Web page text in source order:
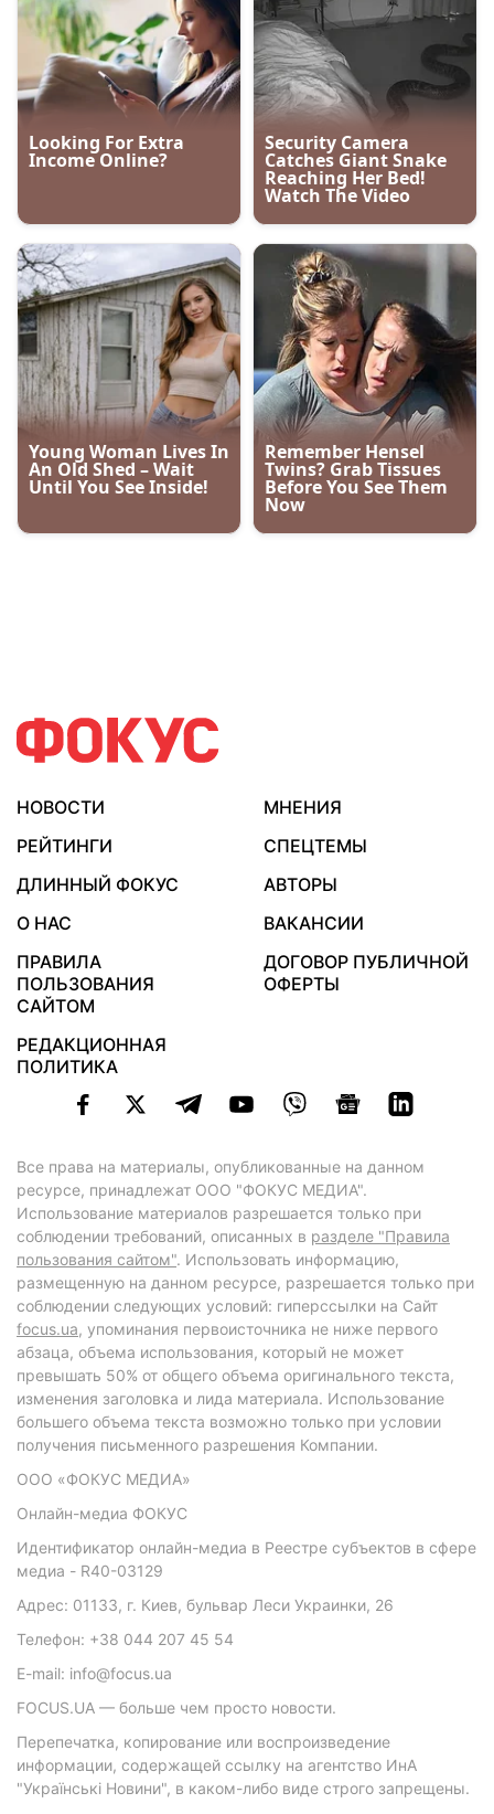
НОВОСТИ
МНЕНИЯ
РЕЙТИНГИ
СПЕЦТЕМЫ
ДЛИННЫЙ ФОКУС
АВТОРЫ
О НАС
ВАКАНСИИ
ПРАВИЛА
ПОЛЬЗОВАНИЯ
САЙТОМ
ДОГОВОР ПУБЛИЧНОЙ
ОФЕРТЫ
РЕДАКЦИОННАЯ
ПОЛИТИКА
Все права на материалы, опубликованные на данном
ресурсе, принадлежат ООО "ФОКУС МЕДИА".
Использование материалов разрешается только при
соблюдении требований, описанных в разделе "Правила
пользования сайтом". Использовать информацию,
размещенную на данном ресурсе, разрешается только при
соблюдении следующих условий: гиперссылки на Сайт
focus.ua, упоминания первоисточника не ниже первого
абзаца, объема использования, который не может
превышать 50% от общего объема оригинального текста,
изменения заголовка и лида материала. Использование
большего объема текста возможно только при условии
получения письменного разрешения Компании.
ООО «ФОКУС МЕДИА»
Онлайн-медиа ФОКУС
Идентификатор онлайн-медиа в Реестре субъектов в сфере
медиа - R40-03129
Адрес: 01133, г. Киев, бульвар Леси Украинки, 26
Телефон: +38 044 207 45 54
E-mail: info@focus.ua
FOCUS.UA — больше чем просто новости.
Перепечатка, копирование или воспроизведение
информации, содержащей ссылку на агентство ИнА
"Українські Новини", в каком-либо виде строго запрещены.